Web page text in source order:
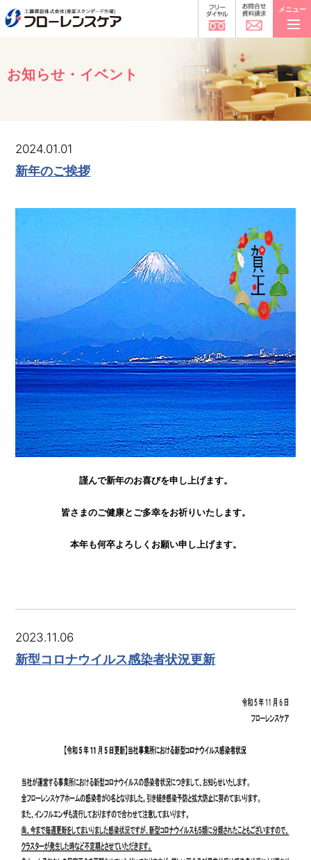
メニュー
お知らせ・イベント
2024.01.01
新年のご挨拶
謹んで新年のお喜びを申し上げます。
皆さまのご健康とご多幸をお祈りいたします。
本年も何卒よろしくお願い申し上げます。
2023.11.06
新型コロナウイルス感染者状況更新